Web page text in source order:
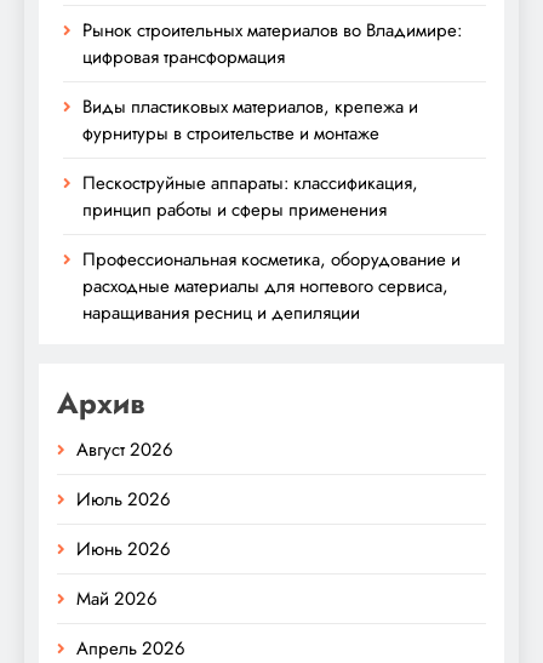
Рынок строительных материалов во Владимире:
цифровая трансформация
Виды пластиковых материалов, крепежа и
фурнитуры в строительстве и монтаже
Пескоструйные аппараты: классификация,
принцип работы и сферы применения
Профессиональная косметика, оборудование и
расходные материалы для ногтевого сервиса,
наращивания ресниц и депиляции
Архив
Август 2026
Июль 2026
Июнь 2026
Май 2026
Апрель 2026